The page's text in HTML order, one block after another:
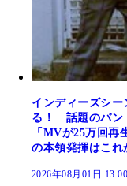
インディーズシ
る！ 話題のバン
「MVが25万回再
の本領発揮はこれ
2026年08月01日 13:00